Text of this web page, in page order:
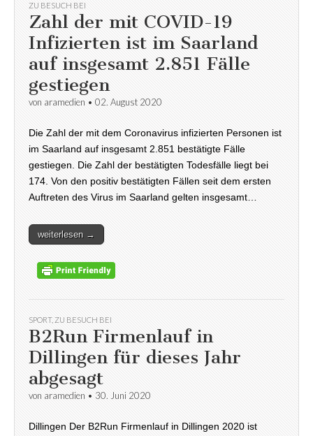
ZU BESUCH BEI
Zahl der mit COVID-19
Infizierten ist im Saarland
auf insgesamt 2.851 Fälle
gestiegen
von aramedien • 02. August 2020
Die Zahl der mit dem Coronavirus infizierten Personen ist
im Saarland auf insgesamt 2.851 bestätigte Fälle
gestiegen. Die Zahl der bestätigten Todesfälle liegt bei
174. Von den positiv bestätigten Fällen seit dem ersten
Auftreten des Virus im Saarland gelten insgesamt…
weiterlesen →
SPORT, ZU BESUCH BEI
B2Run Firmenlauf in
Dillingen für dieses Jahr
abgesagt
von aramedien • 30. Juni 2020
Dillingen Der B2Run Firmenlauf in Dillingen 2020 ist